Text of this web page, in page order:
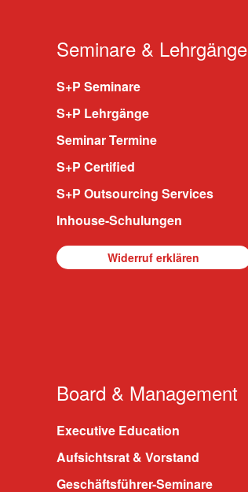
Seminare & Lehrgänge
S+P Seminare
S+P Lehrgänge
Seminar Termine
S+P Certified
S+P Outsourcing Services
Inhouse-Schulungen
Widerruf erklären
Board & Management
Executive Education
Aufsichtsrat & Vorstand
Geschäftsführer-Seminare